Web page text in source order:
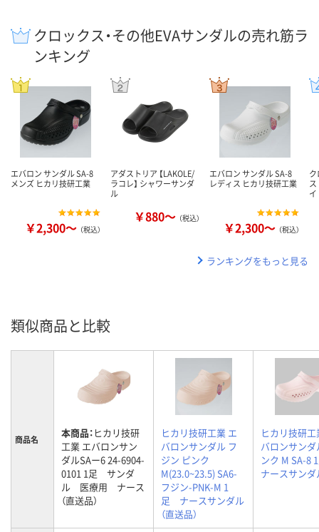
クロックス・その他EVAサンダルの売れ筋ラ
ンキング
エバロン サンダル SA-8
メンズ ヒカリ技研工業
￥2,300～ （税込）
アダストリア 【LAKOLE/
ラコレ】 シャワーサンダ
ル
￥880～ （税込）
エバロン サンダル SA-8
レディス ヒカリ技研工業
￥2,300～ （税込）
ランキングをもっと見る
類似商品と比較
商品名 本商品： ヒカリ技研
工業 エバロンサン
ダルSAー6 24-6904-
0101 1足 サンダ
ル 医療用 ナース
（直送品）
ヒカリ技研工業 エ
バロンサンダル フ
ジン ピンク
M(23.0~23.5) SA6-
フジン-PNK-M 1
足 ナースサンダル
（直送品）
ヒカリ技研工
バロンサンダ
ンク M SA-
ナースサンダ